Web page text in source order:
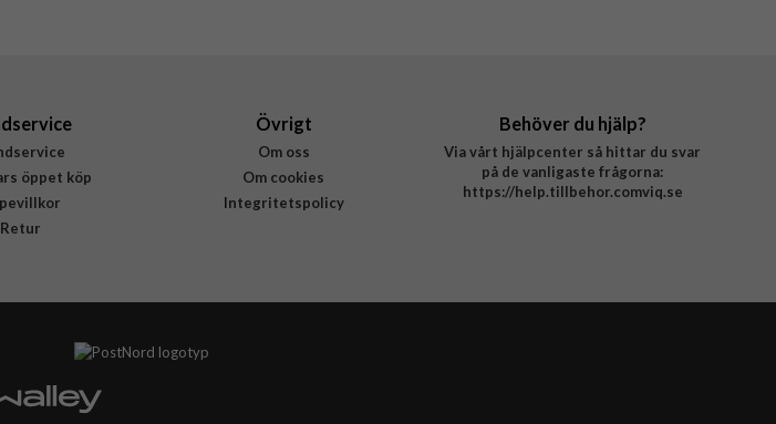
öppet köp
Retur
Övrigt
Om oss
Om cookies
Integritetspolicy
Behöver du hjälp?
Via vårt hjälpcenter så hittar du svar
på de vanligaste frågorna:
https://help.tillbehor.comviq.se